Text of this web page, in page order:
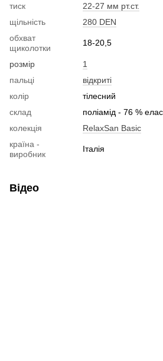
тиск
22-27 мм рт.ст.
щільність
280 DEN
обхват
щиколотки
18-20,5
розмір
1
пальці
відкриті
колір
тілесний
склад
поліамід - 76 %
колекція
RelaxSan Basic
країна -
виробник
Італія
Відео